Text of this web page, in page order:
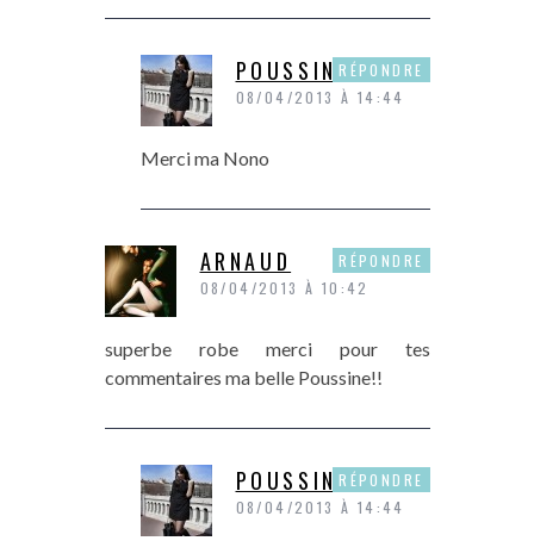
POUSSINE
08/04/2013 À 14:44
Merci ma Nono
RÉPONDRE
ARNAUD
08/04/2013 À 10:42
superbe robe merci pour tes
commentaires ma belle Poussine!!
RÉPONDRE
POUSSINE
08/04/2013 À 14:44
RÉPONDRE